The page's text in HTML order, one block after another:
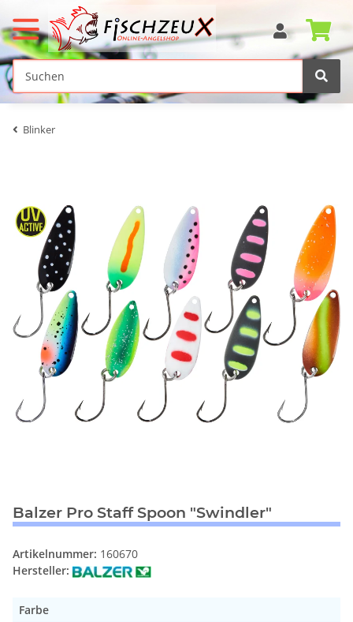
Blinker
Balzer Pro Staff Spoon "Swindler"
Artikelnummer: 160670
Hersteller:
Farbe